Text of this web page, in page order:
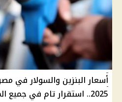
2025.. استقرار تام في جميع المحطات